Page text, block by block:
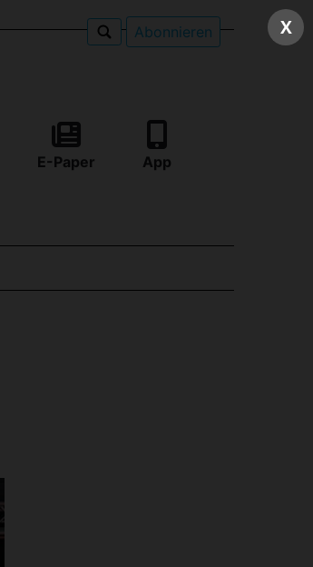
Abonnieren
E-Paper App
X